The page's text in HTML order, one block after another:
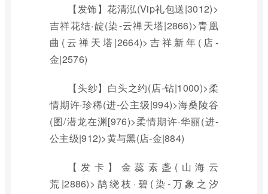
【发饰】花清泓(Vip礼包送|3012)>
吉祥花结·靛(染-云禅天塔|2866)>青凰
曲(云禅天塔|2664)>吉祥新年(店-
金|2576)
【头纱】白头之约(店-钻|1000)>柔
情期许·珍稀(进-公主级|994)>海桑陵谷
(图/潜龙在渊[976)>柔情期许·华丽(进-
公主级|912)>黄与黑(店-金|884)
【发卡】金蕊素盏(山海云
荒|2886)>鹊绕枝·碧(染-万象之汐